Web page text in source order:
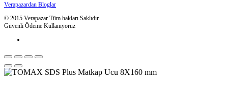
Verapazardan Bloglar
© 2015 Verapazar Tüm hakları Saklıdır.
Güvenli Ödeme Kullanıyoruz